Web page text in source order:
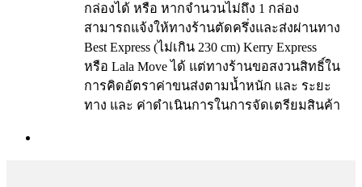
กล่องได้ หรือ หากจำนวนไม่ถึง 1 กล่อง
สามารถแจ้งให้ทางร้านตัดครึ่งและส่งผ่านทาง
Best Express (ไม่เกิน 230 cm) Kerry Express
หรือ Lala Move ได้ แต่ทางร้านขอสงวนสิทธิ์ใน
การคิดอัตราค่าขนส่งตามน้ำหนัก และ ระยะ
ทาง และ ค่าดำเนินการในการจัดเตรียมสินค้า